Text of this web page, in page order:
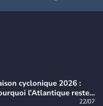
cyclonique 2026 :
l’Atlantique reste
22/07